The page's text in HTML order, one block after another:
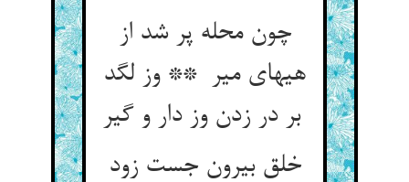
چون محله پر شد از
هیهای میر ** وز لگد
بر در زدن وز دار و گیر
خلق بیرون جست زود